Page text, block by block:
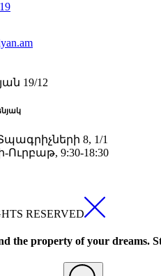
19/12
8, 1/1
Ուրբաթ, 9:30-18:30
RESERVED
the property of your dreams.